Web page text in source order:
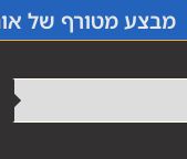
מבצע מטורף של